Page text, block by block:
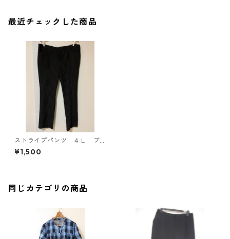
最近チェックした商品
ストライプパンツ ４Ｌ ブ
ラック KAE-4331
¥1,500
同じカテゴリの商品